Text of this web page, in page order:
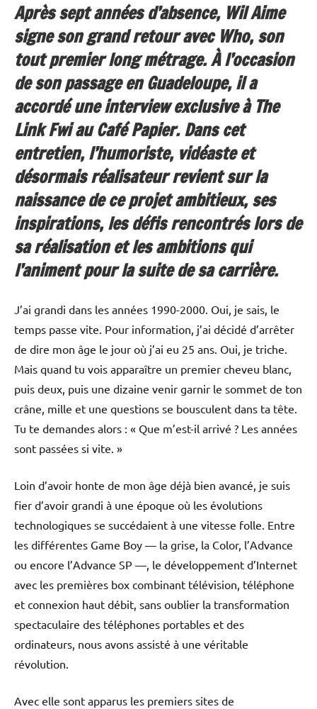
Après sept années d’absence, Wil Aime
signe son grand retour avec Who, son
tout premier long métrage. À l’occasion
de son passage en Guadeloupe, il a
accordé une interview exclusive à The
Link Fwi au Café Papier. Dans cet
entretien, l’humoriste, vidéaste et
désormais réalisateur revient sur la
naissance de ce projet ambitieux, ses
inspirations, les défis rencontrés lors de
sa réalisation et les ambitions qui
l’animent pour la suite de sa carrière.
J’ai grandi dans les années 1990-2000. Oui, je sais, le
temps passe vite. Pour information, j’ai décidé d’arrêter
de dire mon âge le jour où j’ai eu 25 ans. Oui, je triche.
Mais quand tu vois apparaître un premier cheveu blanc,
puis deux, puis une dizaine venir garnir le sommet de ton
crâne, mille et une questions se bousculent dans ta tête.
Tu te demandes alors : « Que m’est-il arrivé ? Les années
sont passées si vite. »
Loin d’avoir honte de mon âge déjà bien avancé, je suis
fier d’avoir grandi à une époque où les évolutions
technologiques se succédaient à une vitesse folle. Entre
les différentes Game Boy — la grise, la Color, l’Advance
ou encore l’Advance SP —, le développement d’Internet
avec les premières box combinant télévision, téléphone
et connexion haut débit, sans oublier la transformation
spectaculaire des téléphones portables et des
ordinateurs, nous avons assisté à une véritable
révolution.
Avec elle sont apparus les premiers sites de